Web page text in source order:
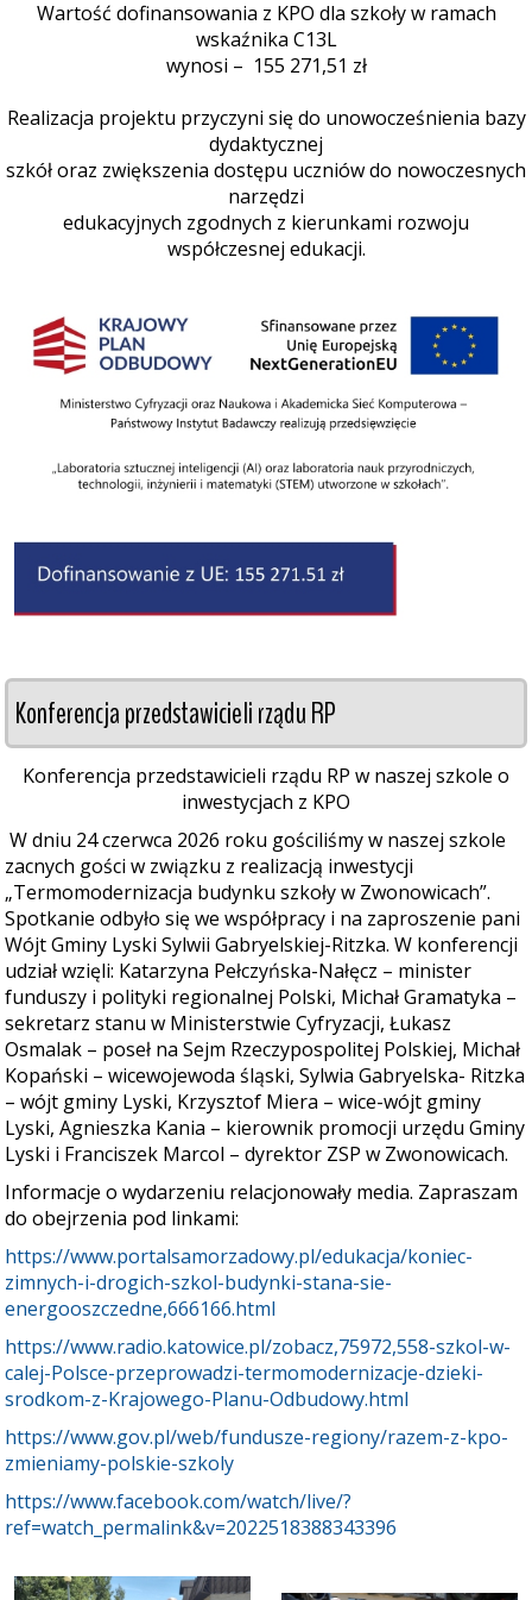
Wartość dofinansowania z KPO dla szkoły w ramach
wskaźnika C13L
wynosi – 155 271,51 zł
Realizacja projektu przyczyni się do unowocześnienia bazy
dydaktycznej
szkół oraz zwiększenia dostępu uczniów do nowoczesnych
narzędzi
edukacyjnych zgodnych z kierunkami rozwoju
współczesnej edukacji.
Konferencja przedstawicieli rządu RP
Konferencja przedstawicieli rządu RP w naszej szkole o
inwestycjach z KPO
W dniu 24 czerwca 2026 roku gościliśmy w naszej szkole
zacnych gości w związku z realizacją inwestycji
„Termomodernizacja budynku szkoły w Zwonowicach”.
Spotkanie odbyło się we współpracy i na zaproszenie pani
Wójt Gminy Lyski Sylwii Gabryelskiej-Ritzka. W konferencji
udział wzięli: Katarzyna Pełczyńska-Nałęcz – minister
funduszy i polityki regionalnej Polski, Michał Gramatyka –
sekretarz stanu w Ministerstwie Cyfryzacji, Łukasz
Osmalak – poseł na Sejm Rzeczypospolitej Polskiej, Michał
Kopański – wicewojewoda śląski, Sylwia Gabryelska- Ritzka
– wójt gminy Lyski, Krzysztof Miera – wice-wójt gminy
Lyski, Agnieszka Kania – kierownik promocji urzędu Gminy
Lyski i Franciszek Marcol – dyrektor ZSP w Zwonowicach.
Informacje o wydarzeniu relacjonowały media. Zapraszam
do obejrzenia pod linkami:
https://www.portalsamorzadowy.pl/edukacja/koniec-
zimnych-i-drogich-szkol-budynki-stana-sie-
energooszczedne,666166.html
https://www.radio.katowice.pl/zobacz,75972,558-szkol-w-
calej-Polsce-przeprowadzi-termomodernizacje-dzieki-
srodkom-z-Krajowego-Planu-Odbudowy.html
https://www.gov.pl/web/fundusze-regiony/razem-z-kpo-
zmieniamy-polskie-szkoly
https://www.facebook.com/watch/live/?
ref=watch_permalink&v=2022518388343396